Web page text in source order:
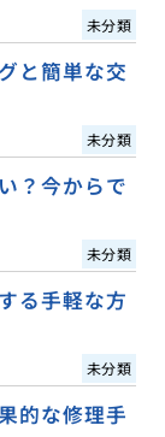
未分類
と簡単な交
未分類
？今からで
未分類
る手軽な方
未分類
的な修理手